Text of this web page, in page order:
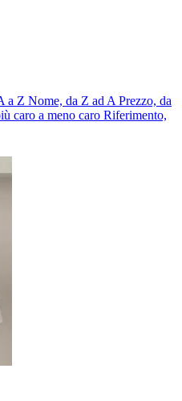
a Z Nome, da Z ad A Prezzo, da
caro a meno caro Riferimento,